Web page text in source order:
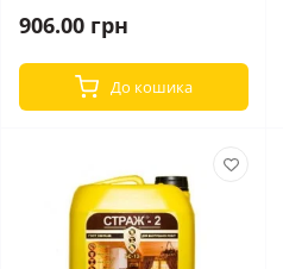
906.00 грн
До кошика